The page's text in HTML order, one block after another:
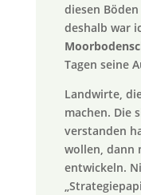
diesen
deshalb war
Tagen seine
Landwirte,
machen. Die
verstanden
wollen, dann
entwickeln.